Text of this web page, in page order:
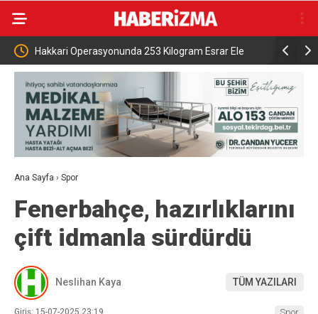
Kilogram Esrar Ele Cumhurbaşkanı Erdoğan, Mekke’de
ile cuma namazını kıldı
Ana Sayfa › Spor
Fenerbahçe, hazırlıklarını
çift idmanla sürdürdü
Neslihan Kaya TÜM YAZILARI
Giriş: 15-07-2025 23:19